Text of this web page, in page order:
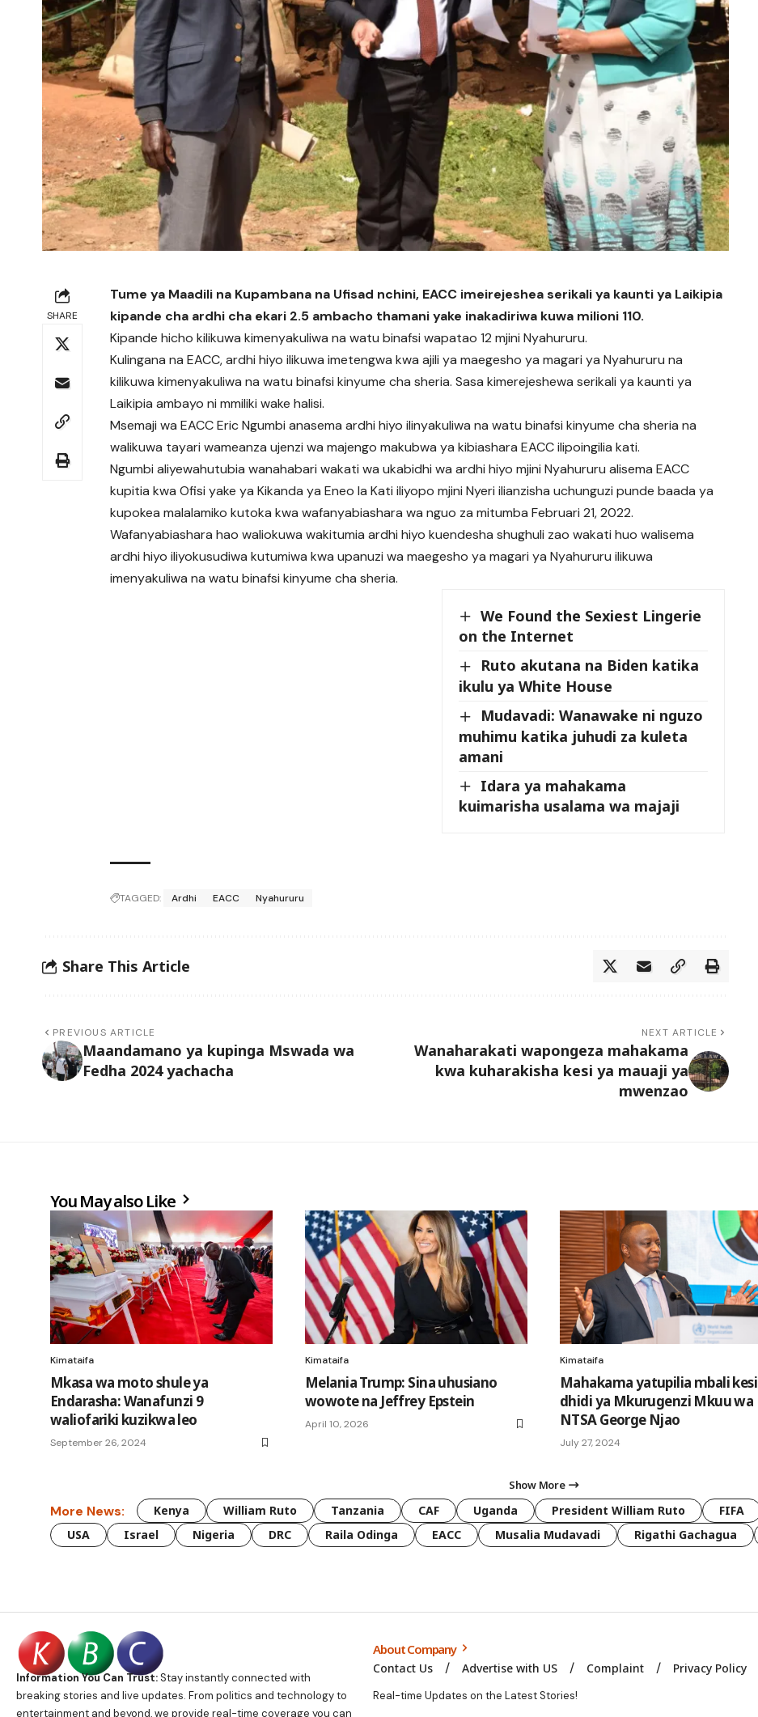
SHARE
Tume ya Maadili na Kupambana na Ufisad nchini, EACC imeirejeshea serikali ya kaunti ya Laikipia
kipande cha ardhi cha ekari 2.5 ambacho thamani yake inakadiriwa kuwa milioni 110.
Kipande hicho kilikuwa kimenyakuliwa na watu binafsi wapatao 12 mjini Nyahururu.
Kulingana na EACC, ardhi hiyo ilikuwa imetengwa kwa ajili ya maegesho ya magari ya Nyahururu na
kilikuwa kimenyakuliwa na watu binafsi kinyume cha sheria. Sasa kimerejeshewa serikali ya kaunti ya
Laikipia ambayo ni mmiliki wake halisi.
Msemaji wa EACC Eric Ngumbi anasema ardhi hiyo ilinyakuliwa na watu binafsi kinyume cha sheria na
walikuwa tayari wameanza ujenzi wa majengo makubwa ya kibiashara EACC ilipoingilia kati.
Ngumbi aliyewahutubia wanahabari wakati wa ukabidhi wa ardhi hiyo mjini Nyahururu alisema EACC
kupitia kwa Ofisi yake ya Kikanda ya Eneo la Kati iliyopo mjini Nyeri ilianzisha uchunguzi punde baada ya
kupokea malalamiko kutoka kwa wafanyabiashara wa nguo za mitumba Februari 21, 2022.
Wafanyabiashara hao waliokuwa wakitumia ardhi hiyo kuendesha shughuli zao wakati huo walisema
ardhi hiyo iliyokusudiwa kutumiwa kwa upanuzi wa maegesho ya magari ya Nyahururu ilikuwa
imenyakuliwa na watu binafsi kinyume cha sheria.
We Found the Sexiest Lingerie
on the Internet
Ruto akutana na Biden katika
ikulu ya White House
Mudavadi: Wanawake ni nguzo
muhimu katika juhudi za kuleta
amani
Idara ya mahakama
kuimarisha usalama wa majaji
TAGGED: Ardhi EACC Nyahururu
Share This Article
PREVIOUS ARTICLE
Maandamano ya kupinga Mswada wa
Fedha 2024 yachacha
NEXT ARTICLE
Wanaharakati wapongeza mahakama
kwa kuharakisha kesi ya mauaji ya
mwenzao
You May also Like
Kimataifa
Mkasa wa moto shule ya
Endarasha: Wanafunzi 9
waliofariki kuzikwa leo
September 26, 2024
Kimataifa
Melania Trump: Sina uhusiano
wowote na Jeffrey Epstein
April 10, 2026
Kimataifa
Mahakama yatupilia mbali kesi
dhidi ya Mkurugenzi Mkuu wa
NTSA George Njao
July 27, 2024
Show More
More News: Kenya William Ruto Tanzania CAF Uganda President William Ruto FIFA
USA
Israel Nigeria DRC Raila Odinga EACC Musalia Mudavadi Rigathi Gachagua
Information You Can Trust:Stay instantly connected with
breaking stories and live updates. From politics and technology to
entertainment and beyond, we provide real-time coverage you can
About Company
Contact Us Advertise with US Complaint Privacy Policy
Real-time Updates on the Latest Stories!